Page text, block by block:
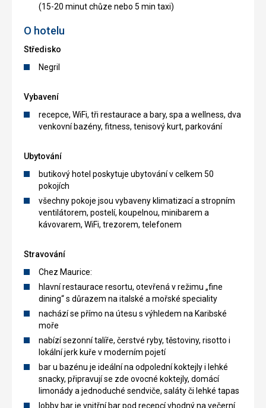
(15-20 minut chůze nebo 5 min taxi)
O hotelu
Středisko
Negril
Vybavení
recepce, WiFi, tři restaurace a bary, spa a wellness, dva
venkovní bazény, fitness, tenisový kurt, parkování
Ubytování
butikový hotel poskytuje ubytování v celkem 50
pokojích
všechny pokoje jsou vybaveny klimatizací a stropním
ventilátorem, postelí, koupelnou, minibarem a
kávovarem, WiFi, trezorem, telefonem
Stravování
Chez Maurice:
hlavní restaurace resortu, otevřená v režimu „fine
dining“ s důrazem na italské a mořské speciality
nachází se přímo na útesu s výhledem na Karibské
moře
nabízí sezonní talíře, čerstvé ryby, těstoviny, risotto i
lokální jerk kuře v moderním pojetí
bar u bazénu je ideální na odpolední koktejly i lehké
snacky, připravují se zde ovocné koktejly, domácí
limonády a jednoduché sendviče, saláty či lehké tapas
lobby bar je vnitřní bar pod recepcí vhodný na večerní